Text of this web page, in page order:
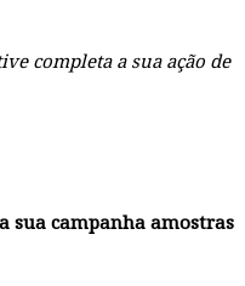
completa a sua ação de
sua campanha amostras